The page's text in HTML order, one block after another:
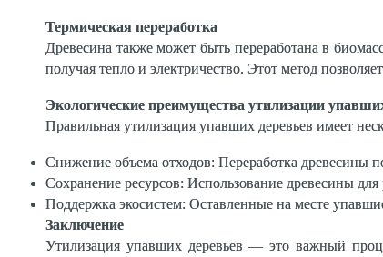
Термическая переработка
Древесина также может быть переработана в
получая тепло и электричество. Этот метод
Экологические преимущества утилизации
Правильная утилизация упавших деревьев имеет
Снижение объема отходов: Переработка древесины
Сохранение ресурсов: Использование древесины
Поддержка экосистем: Оставленные на месте
Заключение
Утилизация упавших деревьев — это важный